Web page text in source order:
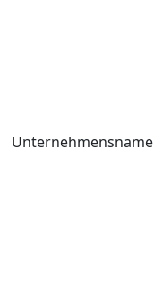
Unternehmensname